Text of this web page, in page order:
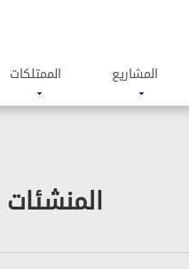
الممتلکات المشاریع